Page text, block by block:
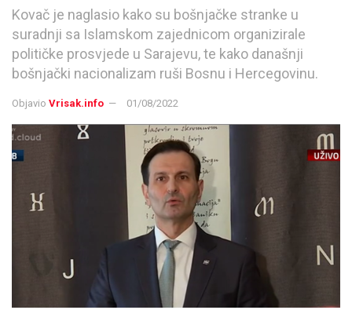
Kovač je naglasio kako su bošnjačke stranke u
suradnji sa Islamskom zajednicom organizirale
političke prosvjede u Sarajevu, te kako današnji
bošnjački nacionalizam ruši Bosnu i Hercegovinu.
Objavio Vrisak.info 01/08/2022